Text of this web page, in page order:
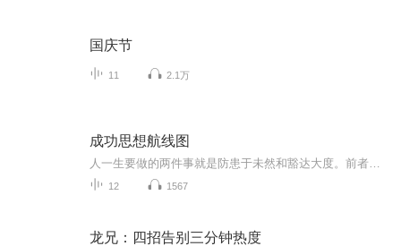
国庆节
11 2.1万
成功思想航线图
12 1567
龙兄：四招告别三分钟热度